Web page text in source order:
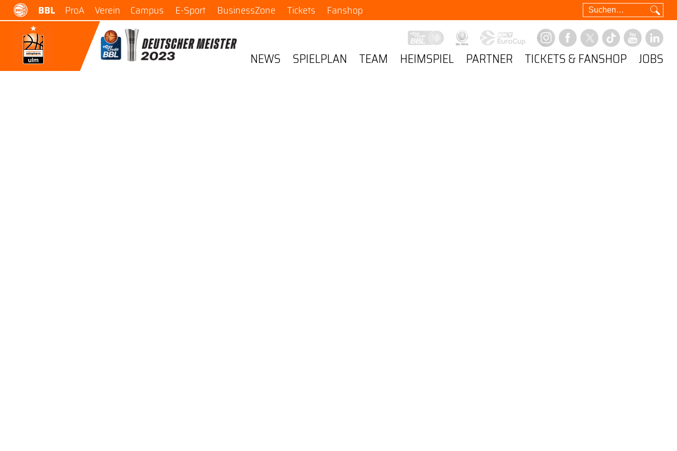
BBL ProA Verein Campus E-Sport BusinessZone Tickets Fanshop
NEWS SPIELPLAN TEAM HEIMSPIEL PARTNER TICKETS & FANSHOP JOBS